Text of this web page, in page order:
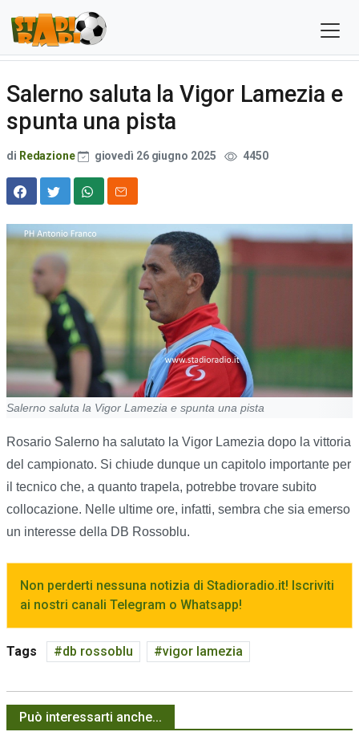
Salerno saluta la Vigor Lamezia e
spunta una pista
di Redazione giovedì 26 giugno 2025 4450
Salerno saluta la Vigor Lamezia e spunta una pista
Rosario Salerno ha salutato la Vigor Lamezia dopo la vittoria
del campionato. Si chiude dunque un capitolo importante per
il tecnico che, a quanto trapela, potrebbe trovare subito
collocazione. Nelle ultime ore, infatti, sembra che sia emerso
un interesse della DB Rossoblu.
Non perderti nessuna notizia di Stadioradio.it! Iscriviti
ai nostri canali Telegram o Whatsapp!
Tags db rossoblu vigor lamezia
Può interessarti anche...